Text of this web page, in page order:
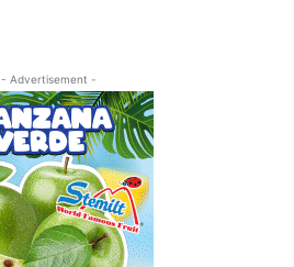
- Advertisement -